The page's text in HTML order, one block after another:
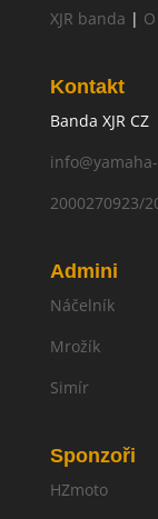
XJR banda |
Kontakt
Banda XJR CZ
2000270923/
Admini
Náčelník
Mrožík
Simír
Sponzoři
HZmoto